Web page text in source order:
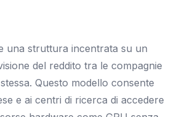
una struttura incentrata su un
del reddito tra le compagnie
Questo modello consente
e ai centri di ricerca di accedere